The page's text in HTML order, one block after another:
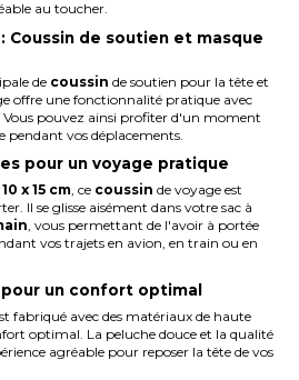
au toucher.
Coussin de soutien et masque
de coussinde soutien pour la tête et
offre une fonctionnalité pratique avec
pouvez ainsi profiter d'un moment
pendant vos déplacements.
pour un voyage pratique
10 x 15 cm, ce coussinde voyage est
Il se glisse aisément dans votre sac à
, vous permettant de l'avoir à portée
vos trajets en avion, en train ou en
un confort optimal
fabriqué avec des matériaux de haute
optimal. La peluche douce et la qualité
agréable pour reposer la tête de vos